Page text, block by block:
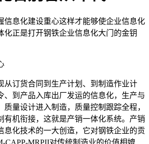
信息化建设重心这样才能够使企业信息化
化正是打开钢铁企业信息化大门的金钥
从订货合同到生产计划、到制造作业计
、到产品入库出厂发运的信息化，生产与
质量设计进入制造，质量控制跟踪全程，
有机衔接，这就是产销一体化系统。产销
息化技术的一大创造，它对钢铁企业的贡
CAPP-MRPII对传统制造业的价值相媲